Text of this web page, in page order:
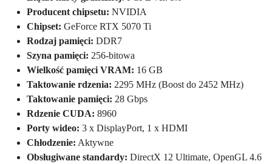
Producent chipsetu: NVIDIA
Chipset: GeForce RTX 5070 Ti
Rodzaj pamięci: DDR7
Szyna pamięci: 256-bitowa
Wielkość pamięci VRAM: 16 GB
Taktowanie rdzenia: 2295 MHz (Boost do 2452 MHz)
Taktowanie pamięci: 28 Gbps
Rdzenie CUDA: 8960
Porty wideo: 3 x DisplayPort, 1 x HDMI
Chłodzenie: Aktywne
Obsługiwane standardy: DirectX 12 Ultimate, OpenGL 4.6